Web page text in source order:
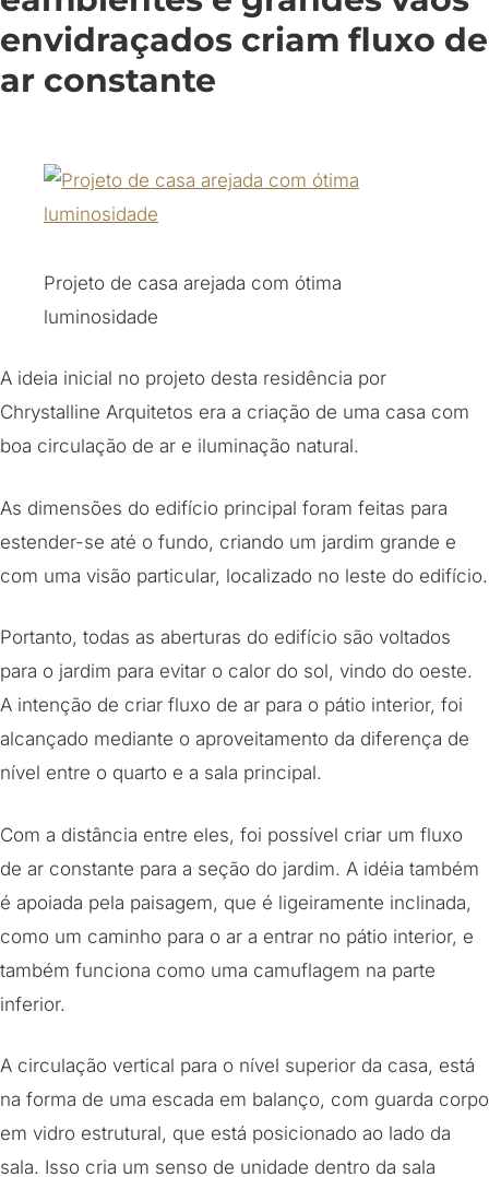
envidraçados criam fluxo de
ar constante
Projeto de casa arejada com ótima
luminosidade
A ideia inicial no projeto desta residência por
Chrystalline Arquitetos era a criação de uma casa com
boa circulação de ar e iluminação natural.
As dimensões do edifício principal foram feitas para
estender-se até o fundo, criando um jardim grande e
com uma visão particular, localizado no leste do edifício.
Portanto, todas as aberturas do edifício são voltados
para o jardim para evitar o calor do sol, vindo do oeste.
A intenção de criar fluxo de ar para o pátio interior, foi
alcançado mediante o aproveitamento da diferença de
nível entre o quarto e a sala principal.
Com a distância entre eles, foi possível criar um fluxo
de ar constante para a seção do jardim. A idéia também
é apoiada pela paisagem, que é ligeiramente inclinada,
como um caminho para o ar a entrar no pátio interior, e
também funciona como uma camuflagem na parte
inferior.
A circulação vertical para o nível superior da casa, está
na forma de uma escada em balanço, com guarda corpo
em vidro estrutural, que está posicionado ao lado da
sala. Isso cria um senso de unidade dentro da sala